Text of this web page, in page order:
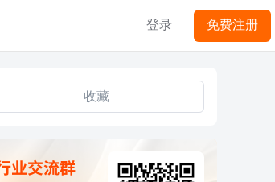
登录 免费注册
收藏